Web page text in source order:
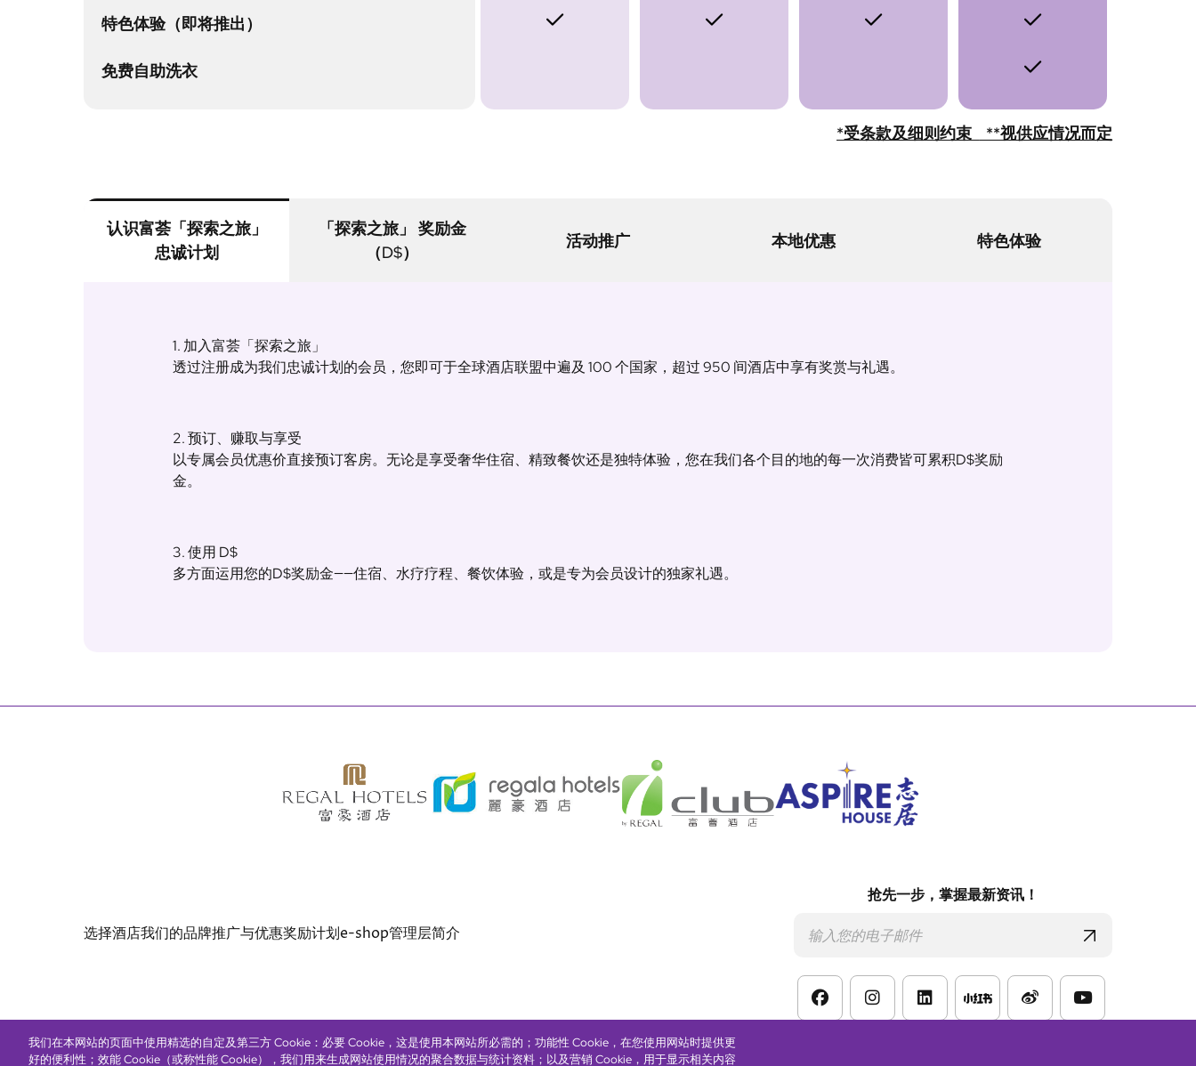
特色体验（即将推出）
免费⾃助洗⾐
*受条款及细则约束 **视供应情况而定
认识富荟「探索之旅」
忠诚计划
「探索之旅」 奖励金
（D$）
活动推广 本地优惠 特色体验
1. 加入富荟「探索之旅」
透过注册成为我们忠诚计划的会员，您即可于全球酒店联盟中遍及 100 个国家，超过 950 间酒店中享有奖赏与礼遇。
2. 预订、赚取与享受
以专属会员优惠价直接预订客房。无论是享受奢华住宿、精致餐饮还是独特体验，您在我们各个目的地的每一次消费皆可累积D$奖励
金。
3. 使用 D$
多方面运用您的D$奖励金——住宿、水疗疗程、餐饮体验，或是专为会员设计的独家礼遇。
Bottom
选择酒店我们的品牌推广与优惠奖励计划e-shop管理层简介
© Copyright 2026 Regal Hotels International. All rights reserved. ICP license 17016348Footer
无障碍声明 私隐声明Cookie政策网站使用条款
抢先一步，掌握最新资讯！
我们在本网站的页面中使用精选的自定及第三方 Cookie：必要 Cookie，这是使用本网站所必需的；功能性 Cookie，在您使用网站时提供更
好的便利性；效能 Cookie（或称性能 Cookie），我们用来生成网站使用情况的聚合数据与统计资料；以及营销 Cookie，用于显示相关内容